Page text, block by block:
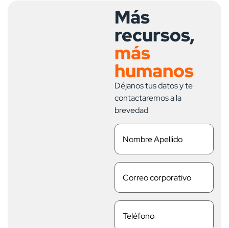
Más
recursos,
más
humanos
Déjanos tus datos y te
contactaremos a la
brevedad